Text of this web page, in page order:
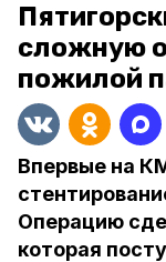
сложную
пожилой
Впервые на
Операцию
которая